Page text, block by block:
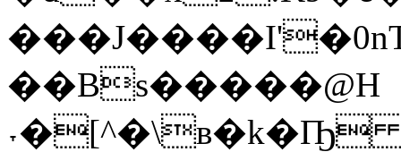
��Bs�����@H